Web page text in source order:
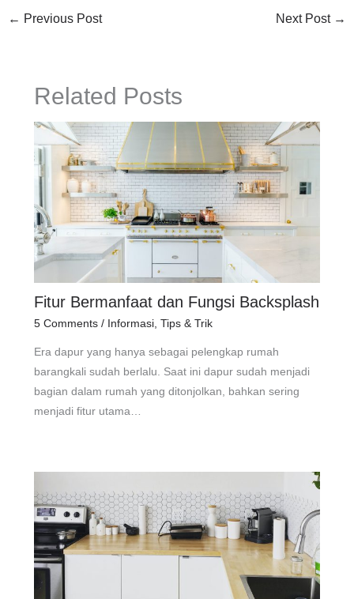
← Previous Post Next Post →
Related Posts
Fitur Bermanfaat dan Fungsi Backsplash
5 Comments / Informasi, Tips & Trik
Era dapur yang hanya sebagai pelengkap rumah
barangkali sudah berlalu. Saat ini dapur sudah menjadi
bagian dalam rumah yang ditonjolkan, bahkan sering
menjadi fitur utama…